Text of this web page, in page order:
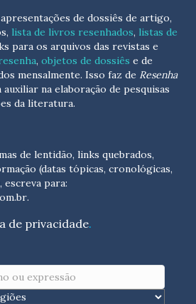
de dossiês de artigo,
lista de livros resenhados, listas de
para os arquivos das revistas e
, objetos de dossiês e de
mensalmente. Isso faz de Resenha
na elaboração de pesquisas
da literatura.
de lentidão, links quebrados,
(datas tópicas, cronológicas,
.
de privacidade.